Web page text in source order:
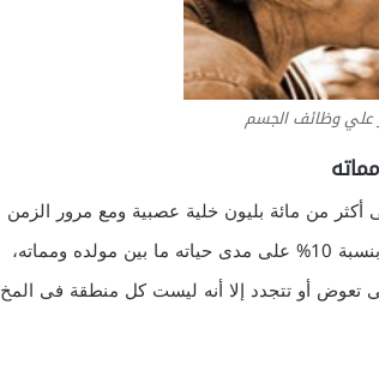
علي وظائف الجسم
من مائة بليون خلية عصبية ومع مرور الزمن
والعمر يتلف عدد معين من هذه الخلايا، ومن المعتقد أن مخ الإنسان ينقص بنسبة 10% على مدى حياته ما بين مولده ومماته،
تعوض أو تتجدد إلا أنه ليست كل منطقة فى المخ